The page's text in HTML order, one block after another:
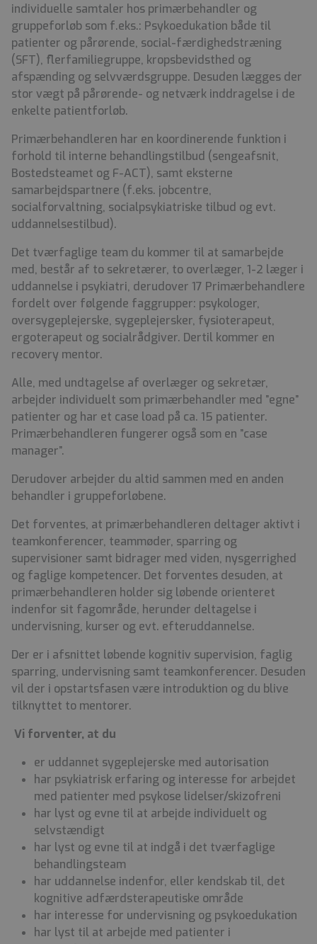
individuelle samtaler hos primærbehandler og
gruppeforløb som f.eks.: Psykoedukation både til
patienter og pårørende, social-færdighedstræning
(SFT), flerfamiliegruppe, kropsbevidsthed og
afspænding og selvværdsgruppe. Desuden lægges der
stor vægt på pårørende- og netværk inddragelse i de
enkelte patientforløb.
Primærbehandleren har en koordinerende funktion i
forhold til interne behandlingstilbud (sengeafsnit,
Bostedsteamet og F-ACT), samt eksterne
samarbejdspartnere (f.eks. jobcentre,
socialforvaltning, socialpsykiatriske tilbud og evt.
uddannelsestilbud).
Det tværfaglige team du kommer til at samarbejde
med, består af to sekretærer, to overlæger, 1-2 læger i
uddannelse i psykiatri, derudover 17 Primærbehandlere
fordelt over følgende faggrupper: psykologer,
oversygeplejerske, sygeplejersker, fysioterapeut,
ergoterapeut og socialrådgiver. Dertil kommer en
recovery mentor.
Alle, med undtagelse af overlæger og sekretær,
arbejder individuelt som primærbehandler med ”egne”
patienter og har et case load på ca. 15 patienter.
Primærbehandleren fungerer også som en ”case
manager”.
Derudover arbejder du altid sammen med en anden
behandler i gruppeforløbene.
Det forventes, at primærbehandleren deltager aktivt i
teamkonferencer, teammøder, sparring og
supervisioner samt bidrager med viden, nysgerrighed
og faglige kompetencer. Det forventes desuden, at
primærbehandleren holder sig løbende orienteret
indenfor sit fagområde, herunder deltagelse i
undervisning, kurser og evt. efteruddannelse.
Der er i afsnittet løbende kognitiv supervision, faglig
sparring, undervisning samt teamkonferencer. Desuden
vil der i opstartsfasen være introduktion og du blive
tilknyttet to mentorer.
Vi forventer, at du
er uddannet sygeplejerske med autorisation
har psykiatrisk erfaring og interesse for arbejdet
med patienter med psykose lidelser/skizofreni
har lyst og evne til at arbejde individuelt og
selvstændigt
har lyst og evne til at indgå i det tværfaglige
behandlingsteam
har uddannelse indenfor, eller kendskab til, det
kognitive adfærdsterapeutiske område
har interesse for undervisning og psykoedukation
har lyst til at arbejde med patienter i